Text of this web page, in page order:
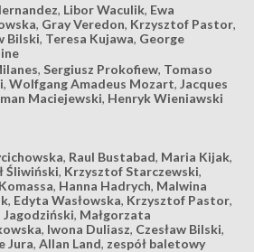
, Libor Waculik, Ewa
, Gray Veredon, Krzysztof Pastor,
Bilski, Teresa Kujawa, George
, Sergiusz Prokofiew, Tomaso
, Wolfgang Amadeus Mozart, Jacques
Maciejewski, Henryk Wieniawski
, Raul Bustabad, Maria Kijak,
Śliwiński, Krzysztof Starczewski,
, Hanna Hadrych, Malwina
, Edyta Wasłowska, Krzysztof Pastor,
Jagodziński, Małgorzata
, Iwona Duliasz, Czesław Bilski,
Jura, Allan Land, zespół baletowy